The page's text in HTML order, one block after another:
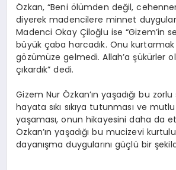
Özkan, “Beni ölümden değil,
diyerek madencilere minnet
Madenci Okay Çiloğlu ise “Gizem’in
büyük çaba harcadık. Onu
gözümüze gelmedi. Allah’a şükürler
çıkardık” dedi.
Gizem Nur Özkan’ın yaşadığı bu
hayata sıkı sıkıya tutunması ve
yaşaması, onun hikayesini daha da
Özkan’ın yaşadığı bu mucizevi
dayanışma duygularını güçlü bir